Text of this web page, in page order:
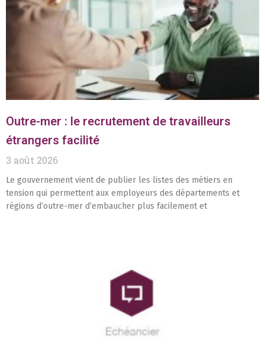
Outre-mer : le recrutement de travailleurs
étrangers facilité
3 août 2026
Le gouvernement vient de publier les listes des métiers en
tension qui permettent aux employeurs des départements et
régions d’outre-mer d’embaucher plus facilement et